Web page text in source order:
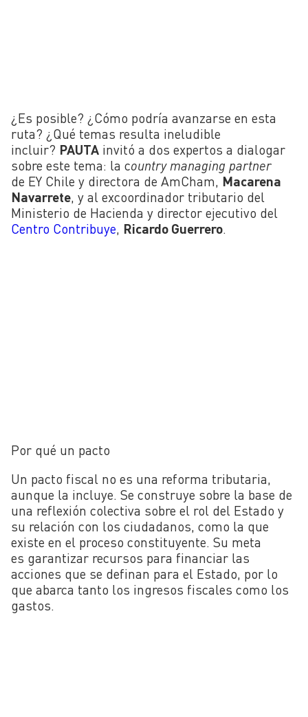
¿Es posible? ¿Cómo podría avanzarse en esta
ruta? ¿Qué temas resulta ineludible
incluir? PAUTA invitó a dos expertos a dialogar
sobre este tema: la country managing partner
de EY Chile y directora de AmCham, Macarena
Navarrete, y al excoordinador tributario del
Ministerio de Hacienda y director ejecutivo del
Centro Contribuye, Ricardo Guerrero.
Por qué un pacto
Un pacto fiscal no es una reforma tributaria,
aunque la incluye. Se construye sobre la base de
una reflexión colectiva sobre el rol del Estado y
su relación con los ciudadanos, como la que
existe en el proceso constituyente. Su meta
es garantizar recursos para financiar las
acciones que se definan para el Estado, por lo
que abarca tanto los ingresos fiscales como los
gastos.